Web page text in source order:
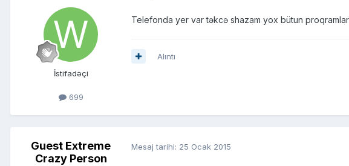
İstifadəçi
699
Telefonda yer var təkcə shazam yox bütun
Alıntı
Guest Extreme
Crazy Person
Mesaj tarihi: 25 Ocak 2015